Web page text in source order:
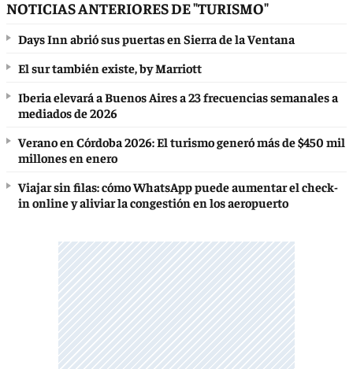
NOTICIAS ANTERIORES DE "TURISMO"
Days Inn abrió sus puertas en Sierra de la Ventana
El sur también existe, by Marriott
Iberia elevará a Buenos Aires a 23 frecuencias semanales a
mediados de 2026
Verano en Córdoba 2026: El turismo generó más de $450 mil
millones en enero
Viajar sin filas: cómo WhatsApp puede aumentar el check-
in online y aliviar la congestión en los aeropuerto